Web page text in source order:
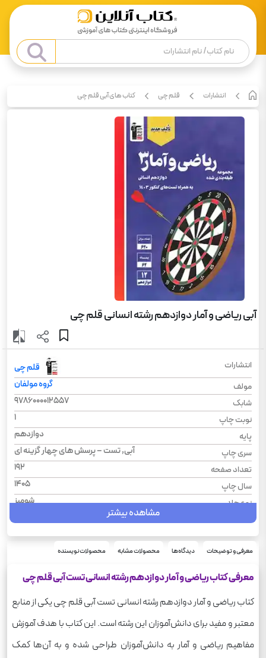
انتشارات قلم چی کتاب های آبی قلم چی
آبی ریاضی و آمار دوازدهم رشته انسانی قلم چی
انتشارات
قلم چی
مولف
گروه مولفان
شابک
9786000012557
نوبت چاپ
1
پایه
دوازدهم
سری چاپ
آبی, تست – پرسش های چهار گزینه ای
تعداد صفحه
192
سال چاپ
1405
نوع جلد
شومیز
قطع
رحلی
درس
رشته
وزن
430
مشاهده بیشتر
معرفی و توضیحات دیدگاه‌ها محصولات مشابه محصولات نویسنده
معرفی کتاب ریاضی و آمار دوازدهم رشته انسانی تست آبی قلم چی
کتاب ریاضی و آمار دوازدهم رشته انسانی تست آبی قلم چی یکی از منابع
معتبر و مفید برای دانش‌آموزان این رشته است. این کتاب با هدف آموزش
مفاهیم ریاضی و آمار به دانش‌آموزان طراحی شده و به آن‌ها کمک